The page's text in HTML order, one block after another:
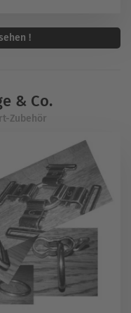
!
& Co.
Zubehör